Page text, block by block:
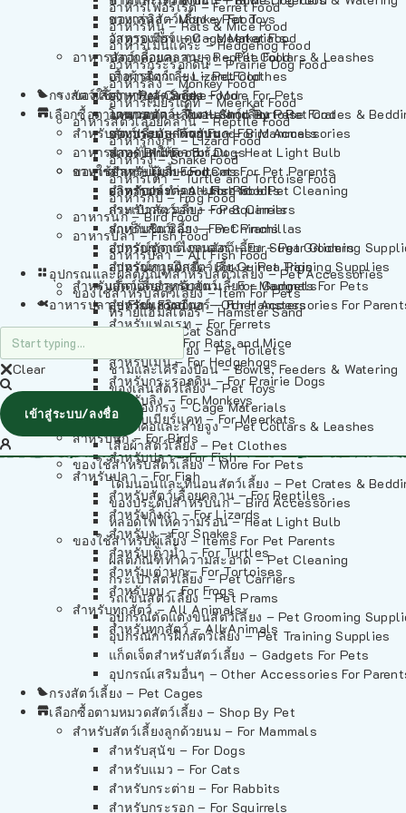
อาหารเฟอร์เร็ต – Ferret Food
อาหารหนู – Rats & Mice Food
อาหารเม่นแคระ – Hedgehog Food
อาหารกระรอกดิน – Prairie Dog Food
อาหารลิง – Monkey Food
อาหารเมียร์แคท – Meerkat Food
อาหารสัตว์เลี้อยคลาน – Reptile Food
อาหารกิ้งก่า – Lizard Food
อาหารงู – Snake Food
อาหารเต่า – Turtle and Tortoise Food
อาหารกบ – Frog Food
อาหารนก – Bird Food
อาหารปลา – Fish Food
อาหารปลา – All Fish Food
อุปกรณและผลิตภัณฑ์สำหรับสัตว์เลี้ยง – Pet Accessories
ของใช้สำหรับสัตว์เลี้ยง – Item For Pets
ทรายแฮมสเตอร์ – Hamster Sand
ทรายแมว – Cat Sand
ห้องน้ำสัตว์เลี้ยง – Pet Toilets
ชามและเครื่องป้อน – Bowls, Feeders & Watering
ของเล่นสัตว์เลี้ยง – Pet Toys
วัสดุรองกรง – Cage Materials
ปลอกคอและสายจูง – Pet Collars & Leashes
เสื้อผ้าสัตว์เลี้ยง – Pet Clothes
ของใช้สำหรับสัตว์เลี้ยง – More For Pets
โดมนอนและที่นอนสัตว์เลี้ยง – Pet Crates &
ของประดับสำหรับนก – Bird Accessories
หลอดไฟให้ความร้อน – Heat Light Bulb
ของใช้สำหรับผู้เลี้ยง – Items For Pet Parents
ผลิตภัณฑ์ทำความสะอาด – Pet Cleaning
กระเป๋าสัตว์เลี้ยง – Pet Carriers
รถเข็นสัตว์เลี้ยง – Pet Prams
อุปกรณ์ตัดแต่งขนสัตว์เลี้ยง – Pet Grooming
อุปกรณ์การฝึกสัตว์เลี้ยง – Pet Training Supplies
แก็ดเจ็ตสำหรับสัตว์เลี้ยง – Gadgets For Pets
อุปกรณ์เสริมอื่นๆ – Other Accessories For
กรงสัตว์เลี้ยง – Pet Cages
เลือกซื้อตามหมวดสัตว์เลี้ยง – Shop By Pet
สำหรับสัตว์เลี้ยงลูกด้วยนม – For Mammals
สำหรับสุนัข – For Dogs
สำหรับแมว – For Cats
สำหรับกระต่าย – For Rabbits
สำหรับกระรอก – For Squirrels
อาหารลิง – Monkey Food
อาหารเมียร์แคท – Meerkat Food
อาหารสัตว์เลี้อยคลาน – Reptile Food
อาหารกิ้งก่า – Lizard Food
อาหารงู – Snake Food
อาหารเต่า – Turtle and Tortoise Food
อาหารกบ – Frog Food
อาหารนก – Bird Food
อาหารปลา – Fish Food
อาหารปลา – All Fish Food
ของเล่นสัตว์เลี้ยง – Pet Toys
วัสดุรองกรง – Cage Materials
ปลอกคอและสายจูง – Pet Collars & Leashes
เสื้อผ้าสัตว์เลี้ยง – Pet Clothes
ของใช้สำหรับสัตว์เลี้ยง – More For Pets
โดมนอนและที่นอนสัตว์เลี้ยง – Pet Crates &
ของประดับสำหรับนก – Bird Accessories
หลอดไฟให้ความร้อน – Heat Light Bulb
ของใช้สำหรับผู้เลี้ยง – Items For Pet Parents
ผลิตภัณฑ์ทำความสะอาด – Pet Cleaning
กระเป๋าสัตว์เลี้ยง – Pet Carriers
รถเข็นสัตว์เลี้ยง – Pet Prams
อุปกรณ์ตัดแต่งขนสัตว์เลี้ยง – Pet Grooming
อุปกรณ์การฝึกสัตว์เลี้ยง – Pet Training Supplies
แก็ดเจ็ตสำหรับสัตว์เลี้ยง – Gadgets For Pets
อุปกรณ์เสริมอื่นๆ – Other Accessories For
กรงสัตว์เลี้ยง – Pet Cages
เลือกซื้อตามหมวดสัตว์เลี้ยง – Shop By Pet
สำหรับสัตว์เลี้ยงลูกด้วยนม – For Mammals
สำหรับสุนัข – For Dogs
สำหรับแมว – For Cats
สำหรับกระต่าย – For Rabbits
สำหรับกระรอก – For Squirrels
สำหรับชินชิล่า – For Chinchillas
สำหรับชูการ์ไกลเดอร์ – For Sugar Gliders
สำหรับหนูแกสบี้ – For Guinea Pigs
สำหรับสัตว์เลี้ยงลูกด้วยนม – For Mammals
สำหรับแฮมสเตอร์ – For Hamsters
สำหรับเฟอเรท – For Ferrets
สำหรับหนู – For Rats and Mice
สำหรับเม่น – For Hedgehogs
สำหรับกระรอกดิน – For Prairie Dogs
สำหรับลิง – For Monkeys
สำหรับเมียร์แคท – For Meerkats
สำหรับนก – For Birds
สำหรับปลา – For Fish
สำหรับปลา – For Fish
สำหรับสัตว์เลื้อยคลาน – For Reptiles
สำหรับกิ้งก่า – For Lizards
สำหรับงู – For Snakes
สำหรับเต่าน้ำ – For Turtles
สำหรับเต่าบก – For Tortoises
สำหรับกบ – For Frogs
สำหรับทุกสัตว์ – All Animals
สำหรับทุกสัตว์ – All Animals
อาหารปลา – Fish Food
Clear
เข้าสู่ระบบ/ลงชื่อ